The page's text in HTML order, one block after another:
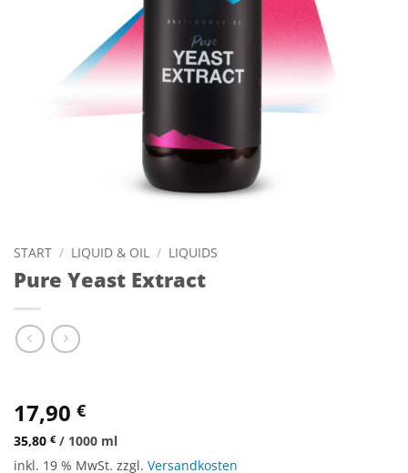
START / LIQUID & OIL / LIQUIDS
Pure Yeast Extract
17,90 €
35,80 € / 1000 ml
inkl. 19 % MwSt. zzgl. Versandkosten